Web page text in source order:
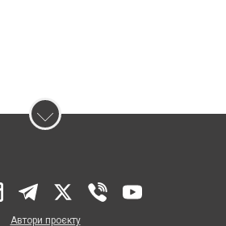
Автори проєкту